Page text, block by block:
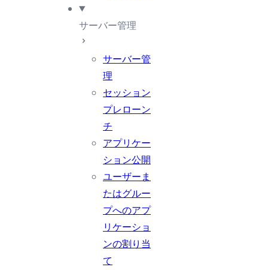
サーバー管理
サーバー管
理
セッション
プレローン
チ
アプリケー
ション公開
ユーザーま
たはグルー
プへのアプ
リケーショ
ンの割り当
て